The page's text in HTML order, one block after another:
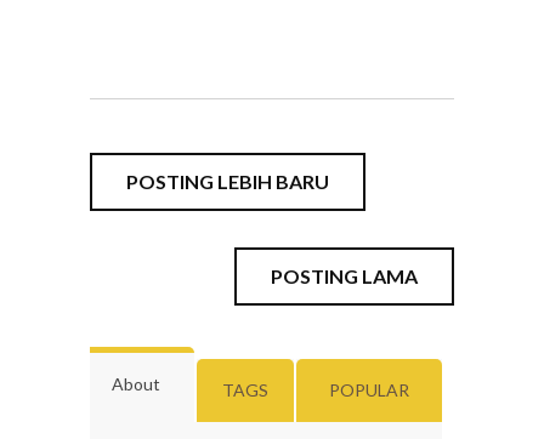
POSTING LEBIH BARU
POSTING LAMA
About TAGS POPULAR